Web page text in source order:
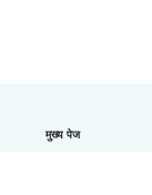
मुख्य पेज